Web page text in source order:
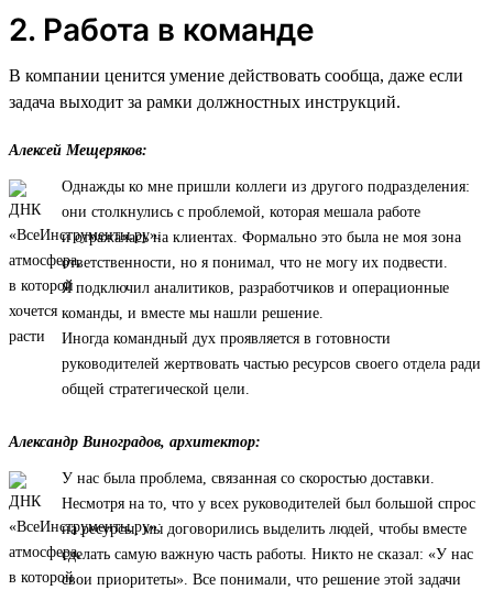
2. Работа в команде
В компании ценится умение действовать сообща, даже если
задача выходит за рамки должностных инструкций.
Алексей Мещеряков:
Однажды ко мне пришли коллеги из другого подразделения:
они столкнулись с проблемой, которая мешала работе
и отражалась на клиентах. Формально это была не моя зона
ответственности, но я понимал, что не могу их подвести.
Я подключил аналитиков, разработчиков и операционные
команды, и вместе мы нашли решение.
Иногда командный дух проявляется в готовности
руководителей жертвовать частью ресурсов своего отдела ради
общей стратегической цели.
Александр Виноградов, архитектор:
У нас была проблема, связанная со скоростью доставки.
Несмотря на то, что у всех руководителей был большой спрос
на ресурсы, мы договорились выделить людей, чтобы вместе
сделать самую важную часть работы. Никто не сказал: «У нас
свои приоритеты». Все понимали, что решение этой задачи